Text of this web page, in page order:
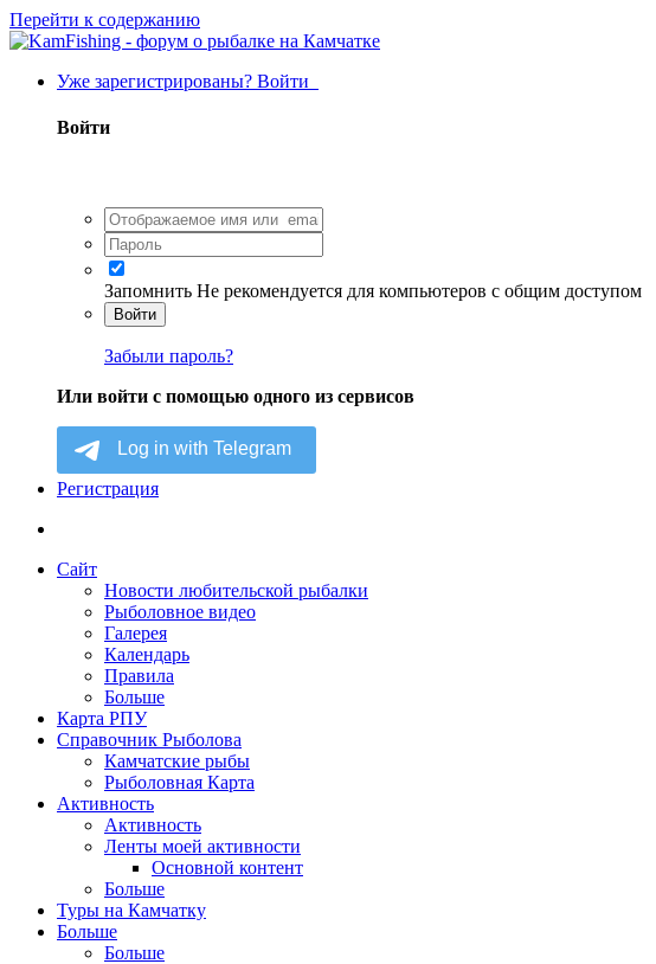
Перейти к содержанию
Уже зарегистрированы? Войти
Войти
Запомнить Не рекомендуется для компьютеров с общим доступом
Войти
Забыли пароль?
Или войти с помощью одного из сервисов
Регистрация
Сайт
Новости любительской рыбалки
Рыболовное видео
Галерея
Календарь
Правила
Больше
Карта РПУ
Справочник Рыболова
Камчатские рыбы
Рыболовная Карта
Активность
Активность
Ленты моей активности
Основной контент
Больше
Туры на Камчатку
Больше
Больше